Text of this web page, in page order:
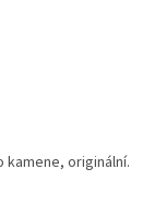
originální.